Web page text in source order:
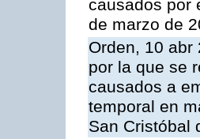
causados por
de marzo de
Orden, 10
por la que se
causados a
temporal en
San Cristóbal